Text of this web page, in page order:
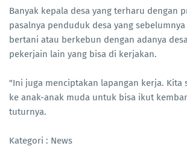
Banyak kepala desa yang terharu dengan
pasalnya penduduk desa yang
bertani atau berkebun dengan adanya
pekerjain lain yang bisa di kerjakan.
"Ini juga menciptakan lapangan kerja. Kita
ke anak-anak muda untuk bisa ikut
tuturnya.
Kategori : News